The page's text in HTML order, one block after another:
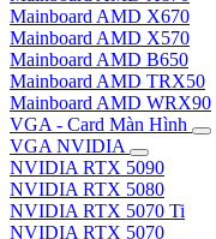
Mainboard AMD X670
Mainboard AMD X570
Mainboard AMD B650
Mainboard AMD TRX50
Mainboard AMD WRX90
VGA - Card Màn Hình
VGA NVIDIA
NVIDIA RTX 5090
NVIDIA RTX 5080
NVIDIA RTX 5070 Ti
NVIDIA RTX 5070